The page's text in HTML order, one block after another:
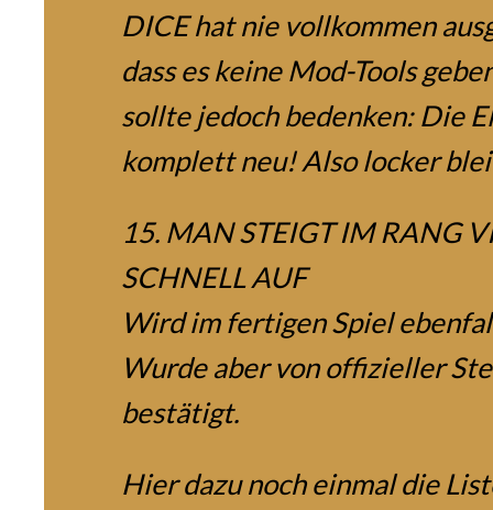
DICE hat nie vollkommen
dass es keine Mod-Tools
sollte jedoch bedenken: Die
komplett neu! Also locker
15. MAN STEIGT IM RANG
SCHNELL AUF
Wird im fertigen Spiel
Wurde aber von offizieller
bestätigt.
Hier dazu noch einmal die